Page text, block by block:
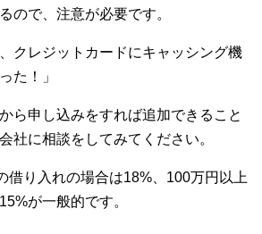
ので、注意が必要です。
クレジットカードにキャッシング機
た！」
ら申し込みをすれば追加できること
社に相談をしてみてください。
借り入れの場合は18%、100万円以上
が一般的です。